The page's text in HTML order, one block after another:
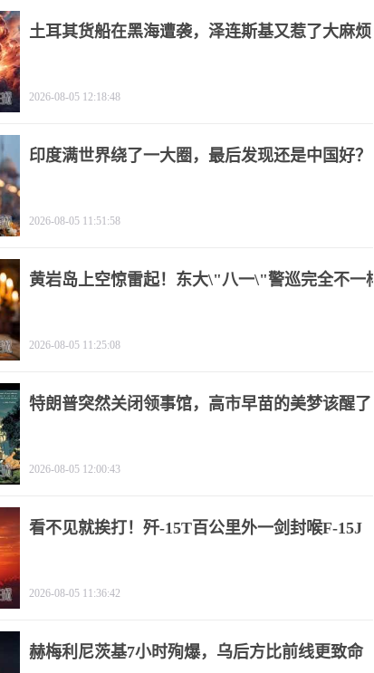
土耳其货船在黑海遭袭，泽连斯基又惹了大麻烦
2026-08-05 12:18:48
印度满世界绕了一大圈，最后发现还是中国好？
2026-08-05 11:51:58
黄岩岛上空惊雷起！东大\"八一\"警巡完全不一样
2026-08-05 11:25:08
特朗普突然关闭领事馆，高市早苗的美梦该醒了
2026-08-05 12:00:43
看不见就挨打！歼-15T百公里外一剑封喉F-15J
2026-08-05 11:36:42
赫梅利尼茨基7小时殉爆，乌后方比前线更致命